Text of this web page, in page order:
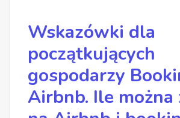
Wskazówki dla
początkujących
gospodarzy
Airbnb. Ile można